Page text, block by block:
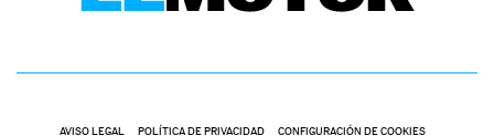
AVISO LEGAL POLÍTICA DE PRIVACIDAD CONFIGURACIÓN DE COOKIES